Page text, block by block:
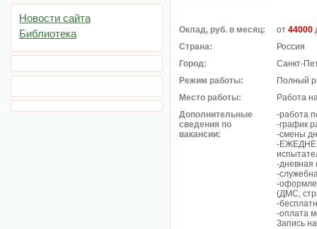
Новости сайта
Библиотека
Оклад, руб. в месяц: от 44000
Страна:
Россия
Город:
Санкт-
Режим работы:
Полный
Место работы:
Работа
Дополнительные
сведения по
вакансии:
-работа
-график
-смены
-
-дневная
-
-
(ДМС,
-
-оплата
Запись